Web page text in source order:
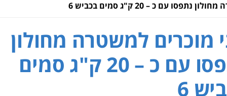
עם כ – 20 ק"ג סמים בכביש 6
מוכרים למשטרה מחולון
נתפסו עם כ – 20 ק"ג סמים
6